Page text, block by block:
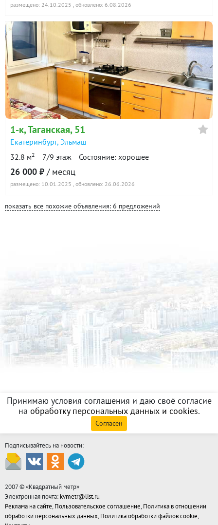
размещено: 24.10.2025 , обновлено: 6.08.2026
1-к, Таганская, 51
Екатеринбург, Эльмаш
32.8 м2 7/9 этаж Состояние: хорошее
26 000 ₽ / месяц
размещено: 10.01.2025 , обновлено: 26.06.2026
показать все похожие объявления: 6 предложений
Принимаю условия соглашения и даю своё согласие
на обработку персональных данных и cookies.
Согласен
Подписывайтесь на новости:
2007 © «Квадратный метр»
Электронная почта: kvmetr@list.ru
Реклама на сайте, Пользовательское соглашение, Политика в отношении
обработки персональных данных, Политика обработки файлов cookie,